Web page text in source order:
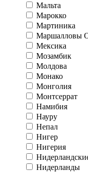
Мальта
Марокко
Мартиника
Маршалловы
Мексика
Мозамбик
Молдова
Монако
Монголия
Монтсеррат
Намибия
Науру
Непал
Нигер
Нигерия
Нидерланды